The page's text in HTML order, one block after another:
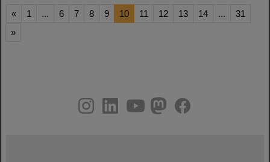
« 1 ... 6 7 8 9 10 11 12 13 14 ...
31
»
youtube
helmholtz.social
facebook